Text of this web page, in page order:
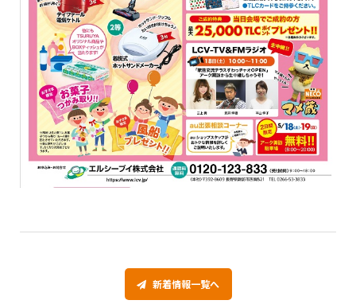
新着情報一覧へ